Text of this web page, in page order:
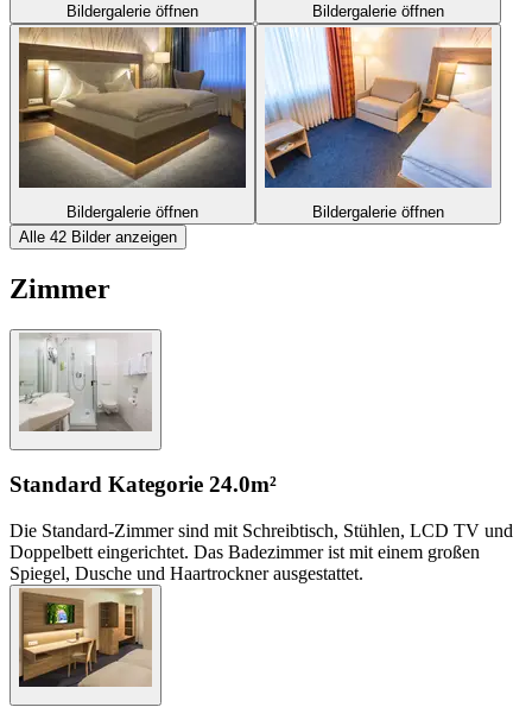
Bildergalerie öffnen Bildergalerie öffnen
Bildergalerie öffnen
Bildergalerie öffnen
Alle 42 Bilder anzeigen
Zimmer
Standard Kategorie 24.0m²
Die Standard-Zimmer sind mit Schreibtisch, Stühlen, LCD TV und
Doppelbett eingerichtet. Das Badezimmer ist mit einem großen
Spiegel, Dusche und Haartrockner ausgestattet.